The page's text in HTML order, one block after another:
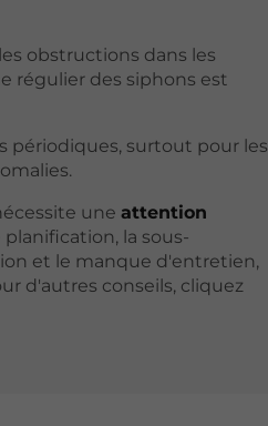
obstructions dans les
régulier des siphons est
périodiques, surtout pour les
une attention
la sous-
et le manque d'entretien,
d'autres conseils, cliquez